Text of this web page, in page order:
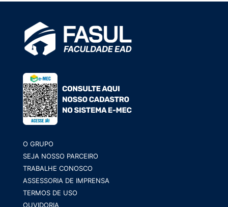
O GRUPO
SEJA NOSSO PARCEIRO
TRABALHE CONOSCO
ASSESSORIA DE IMPRENSA
TERMOS DE USO
OUVIDORIA